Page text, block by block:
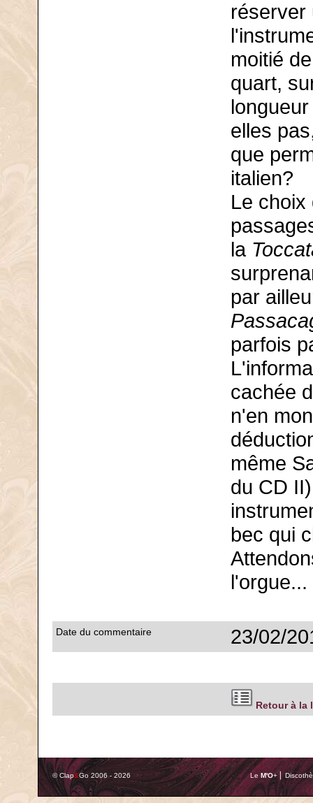
réserver
moitié
quart,
elles
que
italien?
Le choix
la
par
parfois
cachée
n'en
même
du CD
bec qui
l'orgue...
Date du commentaire 23/02/
Retour à la
© Clap&Go 2006 - 2026 Le M'O+ ⎢